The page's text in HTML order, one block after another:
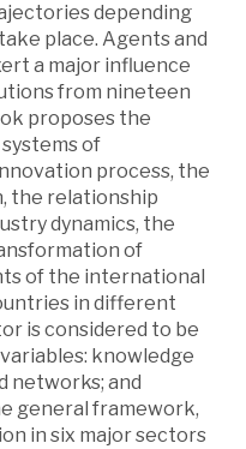
depending
place. Agents and
a major influence
from nineteen
proposes the
of
process, the
the relationship
dynamics, the
of
of the international
in different
is considered to be
knowledge
networks; and
general framework,
in six major sectors